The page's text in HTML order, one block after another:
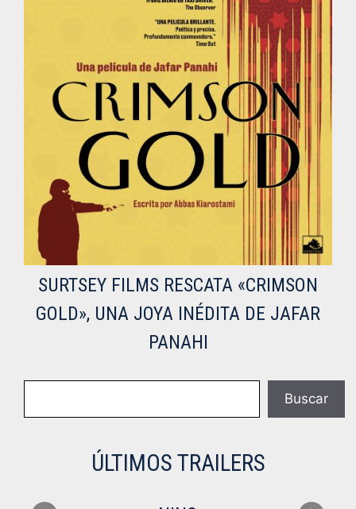
SURTSEY FILMS RESCATA «CRIMSON
GOLD», UNA JOYA INÉDITA DE JAFAR
PANAHI
Buscar
ÚLTIMOS TRAILERS